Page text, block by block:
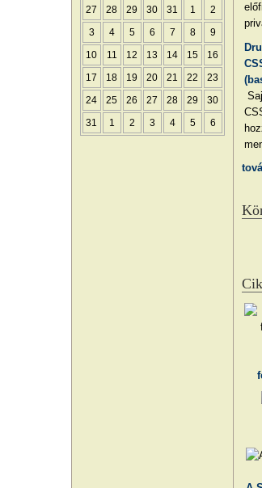
27 28 29 30 31 1 2
3 4 5 6 7 8 9
10 11 12 13 14 15 16
17 18 19 20 21 22 23
24 25 26 27 28 29 30
31 1 2 3 4 5 6